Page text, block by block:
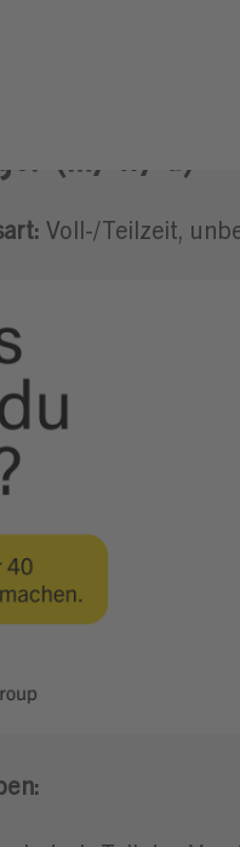
(m/w/d)
Voll-/Teilzeit,